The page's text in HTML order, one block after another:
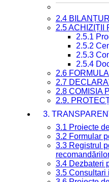
2.4
2.5 ACHIZIȚII
2.5.1
2.5.2
2.5.3
2.5.4
2.6
2.7
2.8 COMISIA
2.9.
3.
3.1 Proiecte
3.2 Formular
3.3 Registrul
3.4 Dezbateri
3.5 Consultari